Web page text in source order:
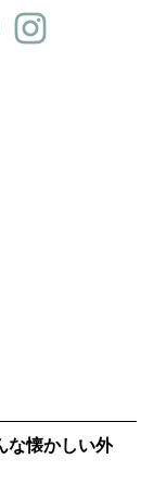
な懐かしい外